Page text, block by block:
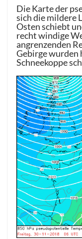
Die Karte der
sich die mildere
Osten schiebt
recht windige
angrenzenden
Gebirge wurden
Schneekoppe